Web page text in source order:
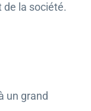
la société.
un grand